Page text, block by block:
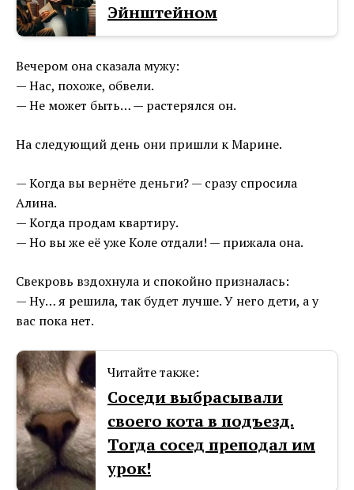
Эйнштейном
Вечером она сказала мужу:
— Нас, похоже, обвели.
— Не может быть… — растерялся он.
На следующий день они пришли к Марине.
— Когда вы вернёте деньги? — сразу спросила
Алина.
— Когда продам квартиру.
— Но вы же её уже Коле отдали! — прижала она.
Свекровь вздохнула и спокойно призналась:
— Ну… я решила, так будет лучше. У него дети, а у
вас пока нет.
Читайте также:
Соседи выбрасывали
своего кота в подъезд.
Тогда сосед преподал им
урок!